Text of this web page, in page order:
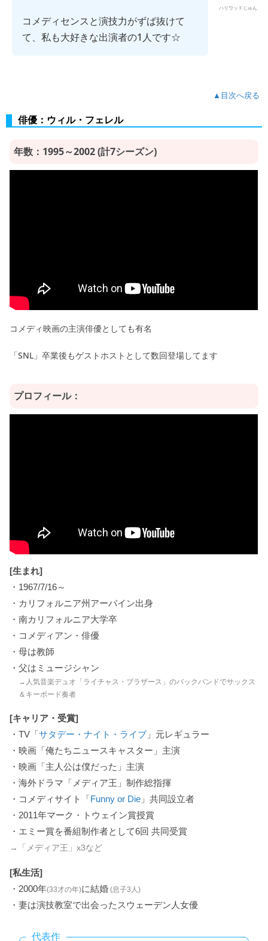
ハリウッドじゅん
コメディセンスと演技力がずば抜けて
て、私も大好きな出演者の1人です☆
▲目次へ戻る
俳優：ウィル・フェレル
年数：1995～2002 (計7シーズン)
コメディ映画の主演俳優としても有名
「SNL」卒業後もゲストホストとして数回登場してます
プロフィール：
[生まれ]
・1967/7/16～
・カリフォルニア州アーバイン出身
・南カリフォルニア大学卒
・コメディアン・俳優
・母は教師
・父はミュージシャン
→人気音楽デュオ「ライチャス・ブラザース」のバックバンドでサックス
＆キーボード奏者
[キャリア・受賞]
・TV「サタデー・ナイト・ライブ 」元レギュラー
・映画「俺たちニュースキャスター」主演
・映画「主人公は僕だった」主演
・海外ドラマ「メディア王」制作総指揮
・コメディサイト「Funny or Die 」共同設立者
・2011年マーク・トウェイン賞授賞
・エミー賞を番組制作者として6回 共同受賞
→「メディア王」x3など
[私生活]
・2000年(33才の年)に結婚 (息子3人)
・妻は演技教室で出会ったスウェーデン人女優
代表作